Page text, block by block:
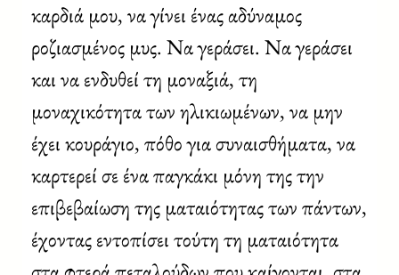
καρδιά μου, να γίνει ένας αδύναμος
ροζιασμένος μυς. Να γεράσει. Να γεράσει
και να ενδυθεί τη μοναξιά, τη
μοναχικότητα των ηλικιωμένων, να μην
έχει κουράγιο, πόθο για συναισθήματα, να
καρτερεί σε ένα παγκάκι μόνη της την
επιβεβαίωση της ματαιότητας των πάντων,
έχοντας εντοπίσει τούτη τη ματαιότητα